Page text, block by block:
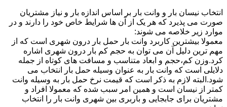
انتخاب نیسان بار و وانت بار بر اساس اندازه بار و نیاز مشتریان
صورت می پذیرد که هر یک از آن ها شرایط خاص خود را دارند و در
موارد زیر خلاصه می شوند:
معمولا بیشترین کاربرد وانت بار حمل بار درون شهری است که از
مهم ترین دلیل آن می توان به حجم کم بار درون شهری اشاره
کرد.وزن کم،حجم و ابعاد متناسب و مسافت های کوتاه از جمله
دلایلی است که وانت بار به عنوان وسیله حمل بار انتخاب می
شود.البته لازم به ذکر است که قیمت نرخ حمل بار به وسیله وانت
کمتر از نیسان است و همین امر سبب شده که معمولا افراد و
مشتریان برای جابجایی و باربری بین شهری وانت بار را انتخاب